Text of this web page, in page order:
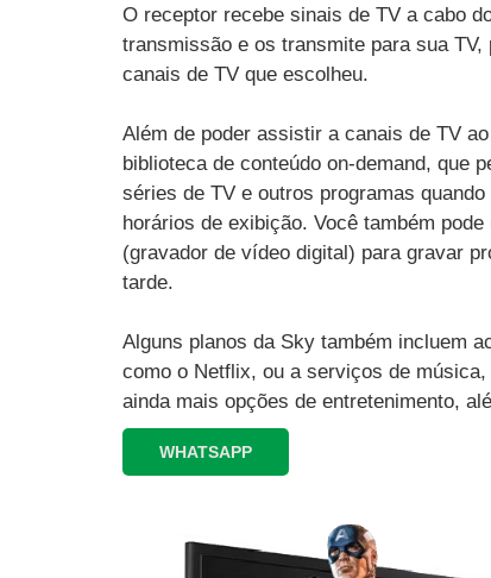
O receptor recebe sinais de TV a cabo
transmissão e os transmite para sua
canais de TV que escolheu.
Além de poder assistir a canais de TV
biblioteca de conteúdo on-demand, que
séries de TV e outros programas
horários de exibição. Você também
(gravador de vídeo digital) para gravar
tarde.
Alguns planos da Sky também incluem
como o Netflix, ou a serviços de
ainda mais opções de entretenimento,
WHATSAPP